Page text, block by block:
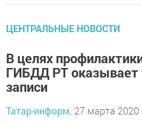
ЦЕНТРАЛЬНЫЕ НОВОСТИ
В целях
ГИБДД РТ оказывает
записи
Татар-информ, 27 марта 2020